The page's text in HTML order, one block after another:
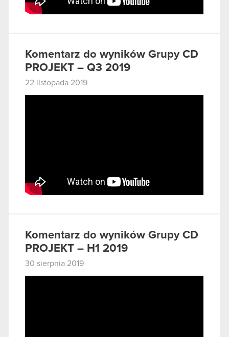
Komentarz do wyników Grupy CD
PROJEKT – Q3 2019
22 listopada 2019
Komentarz do wyników Grupy CD
PROJEKT – H1 2019
30 sierpnia 2019